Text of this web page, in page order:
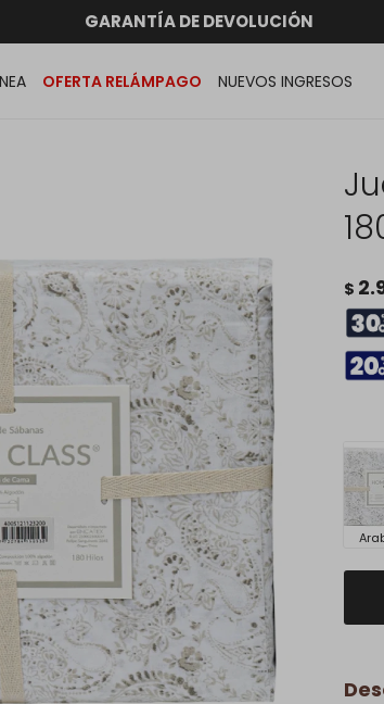
ENVÍOS A TODO EL PAÍS
GARANTÍA DE DEVOLUCIÓN
hasta 12 CUOTAS sin RECARGO
dentro de MONTEVIDEO en compras
OFERTA RELÁMPAGO NUEVOS INGRESOS
$